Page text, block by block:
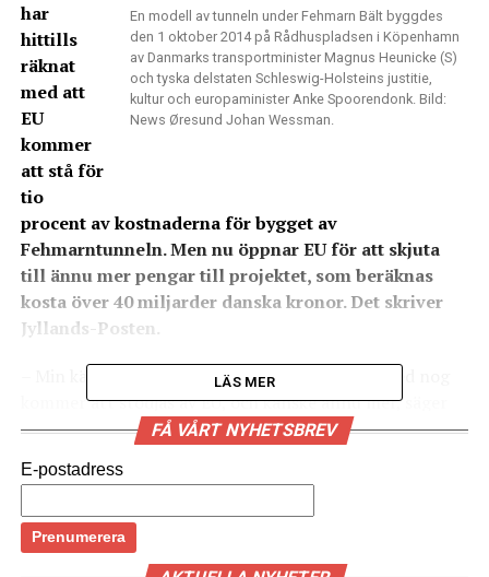
En modell av tunneln under Fehmarn Bält byggdes
den 1 oktober 2014 på Rådhuspladsen i Köpenhamn
av Danmarks transportminister Magnus Heunicke (S)
och tyska delstaten Schleswig-Holsteins justitie,
kultur och europaminister Anke Spoorendonk. Bild:
News Øresund Johan Wessman.
har
hittills
räknat
med att
EU
kommer
att stå för
tio
procent av kostnaderna för bygget av
Fehmarntunneln. Men nu öppnar EU för att skjuta
till ännu mer pengar till projektet, som beräknas
kosta över 40 miljarder danska kronor. Det skriver
Jyllands-Posten.
– Min känsla är att de medel man budgeterat med nog
kommer att stödjas av EU, och kanske ännu mer, säger
Pat Cox, före detta ordförande i Europaparlamentet och
infrastrukturprojekt, till tidningen.
– Så jag skulle inte avråda från att man från dansk sida
ökar sina ambitioner något när man ska söka medel,
LÄS MER
FÅ VÅRT NYHETSBREV
E-postadress